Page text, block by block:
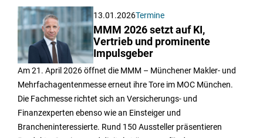
13.01.2026Termine
MMM 2026 setzt auf KI,
Vertrieb und prominente
Impulsgeber
Am 21. April 2026 öffnet die MMM – Münchener Makler- und
Mehrfachagentenmesse erneut ihre Tore im MOC München.
Die Fachmesse richtet sich an Versicherungs- und
Finanzexperten ebenso wie an Einsteiger und
Brancheninteressierte. Rund 150 Aussteller präsentieren